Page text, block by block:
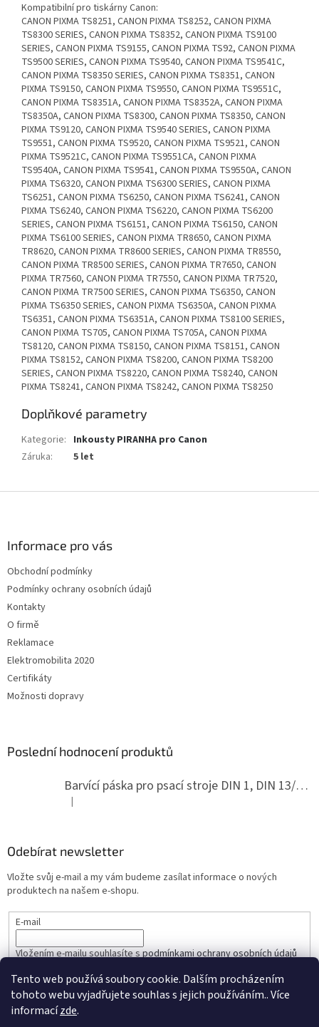
Tento web používá soubory cookie. Dalším procházením
tohoto webu vyjadřujete souhlas s jejich používáním.. Více
informacízde.
Kompatibilní pro tiskárny Canon:
CANON PIXMA TS8251, CANON PIXMA TS8252, CANON PIXMA
TS8300 SERIES, CANON PIXMA TS8352, CANON PIXMA TS9100
SERIES, CANON PIXMA TS9155, CANON PIXMA TS92, CANON PIXMA
TS9500 SERIES, CANON PIXMA TS9540, CANON PIXMA TS9541C,
CANON PIXMA TS8350 SERIES, CANON PIXMA TS8351, CANON
PIXMA TS9150, CANON PIXMA TS9550, CANON PIXMA TS9551C,
CANON PIXMA TS8351A, CANON PIXMA TS8352A, CANON PIXMA
TS8350A, CANON PIXMA TS8300, CANON PIXMA TS8350, CANON
PIXMA TS9120, CANON PIXMA TS9540 SERIES, CANON PIXMA
TS9551, CANON PIXMA TS9520, CANON PIXMA TS9521, CANON
PIXMA TS9521C, CANON PIXMA TS9551CA, CANON PIXMA
TS9540A, CANON PIXMA TS9541, CANON PIXMA TS9550A, CANON
PIXMA TS6320, CANON PIXMA TS6300 SERIES, CANON PIXMA
TS6251, CANON PIXMA TS6250, CANON PIXMA TS6241, CANON
PIXMA TS6240, CANON PIXMA TS6220, CANON PIXMA TS6200
SERIES, CANON PIXMA TS6151, CANON PIXMA TS6150, CANON
PIXMA TS6100 SERIES, CANON PIXMA TR8650, CANON PIXMA
TR8620, CANON PIXMA TR8600 SERIES, CANON PIXMA TR8550,
CANON PIXMA TR8500 SERIES, CANON PIXMA TR7650, CANON
PIXMA TR7560, CANON PIXMA TR7550, CANON PIXMA TR7520,
CANON PIXMA TR7500 SERIES, CANON PIXMA TS6350, CANON
PIXMA TS6350 SERIES, CANON PIXMA TS6350A, CANON PIXMA
TS6351, CANON PIXMA TS6351A, CANON PIXMA TS8100 SERIES,
CANON PIXMA TS705, CANON PIXMA TS705A, CANON PIXMA
TS8120, CANON PIXMA TS8150, CANON PIXMA TS8151, CANON
PIXMA TS8152, CANON PIXMA TS8200, CANON PIXMA TS8200
SERIES, CANON PIXMA TS8220, CANON PIXMA TS8240, CANON
PIXMA TS8241, CANON PIXMA TS8242, CANON PIXMA TS8250
Doplňkové parametry
Kategorie: Inkousty PIRANHA pro Canon
Záruka: 5 let
Informace pro vás
Obchodní podmínky
Podmínky ochrany osobních údajů
Kontakty
O firmě
Reklamace
Elektromobilita 2020
Certifikáty
Možnosti dopravy
Poslední hodnocení produktů
Barvící páska pro psací stroje DIN 1, DIN 13/10, LAND, PA červenočerná
Hodnocení produktu je 5 z 5 hvězdiček.
|
Odebírat newsletter
Vložte svůj e-mail a my vám budeme zasílat informace o nových
produktech na našem e-shopu.
E-mail
Vložením e-mailu souhlasíte spodmínkami ochrany osobních údajů
PŘIHLÁSIT SE